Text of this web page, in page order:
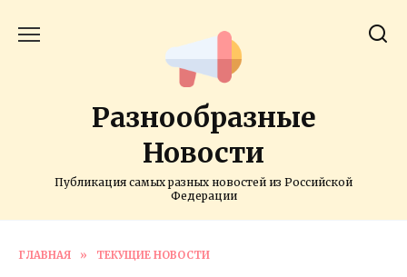
Разнообразные
Новости
Публикация самых разных новостей из Российской
Федерации
ГЛАВНАЯ » ТЕКУЩИЕ НОВОСТИ